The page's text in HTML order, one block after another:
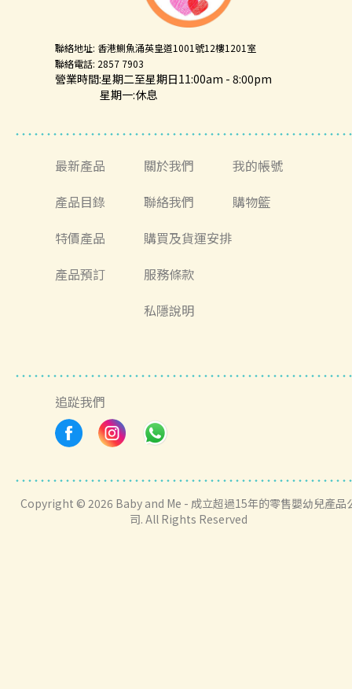
聯絡地址: 香港鰂魚涌英皇道1001號12樓1201室
聯絡電話: 2857 7903
營業時間:星期二至星期日11:00am - 8:00pm
星期一:休息
最新產品
產品目錄
特價產品
產品預訂
關於我們
聯絡我們
購買及貨運安排
服務條款
私隱說明
我的帳號
購物籃
追踨我們
Copyright © 2026 Baby and Me - 成立超過15年的零售嬰幼兒產品
司. All Rights Reserved